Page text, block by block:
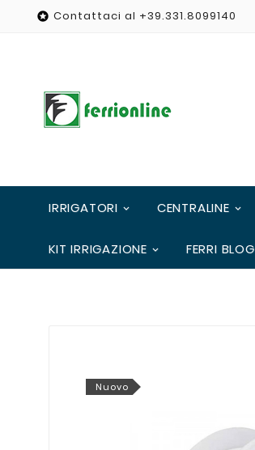
 Contattaci al +39.331.8099140
IRRIGATORI CENTRALINE
KIT IRRIGAZIONE FERRI BLOG
Nuovo